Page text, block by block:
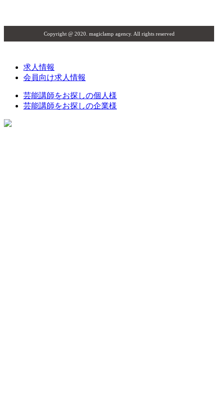
Copyright @ 2020. magiclamp agency. All rights reserved
求人情報
会員向け求人情報
芸能講師をお探しの個人様
芸能講師をお探しの企業様